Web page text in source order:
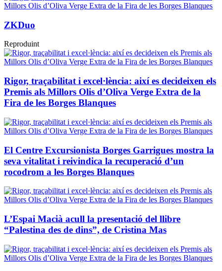
ZKDuo
Reproduint
Rigor, traçabilitat i excel·lència: així es decideixen els
Premis als Millors Olis d’Oliva Verge Extra de la
Fira de les Borges Blanques
El Centre Excursionista Borges Garrigues mostra la
seva vitalitat i reivindica la recuperació d’un
rocodrom a les Borges Blanques
L’Espai Macià acull la presentació del llibre
“Palestina des de dins”, de Cristina Mas